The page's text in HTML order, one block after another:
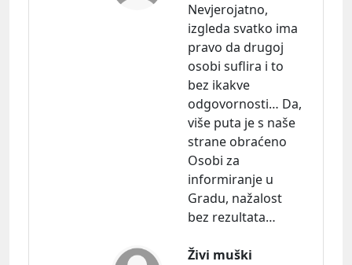
Nevjerojatno,
izgleda svatko ima
pravo da drugoj
osobi suflira i to
bez ikakve
odgovornosti… Da,
više puta je s naše
strane obraćeno
Osobi za
informiranje u
Gradu, nažalost
bez rezultata…
Živi muški